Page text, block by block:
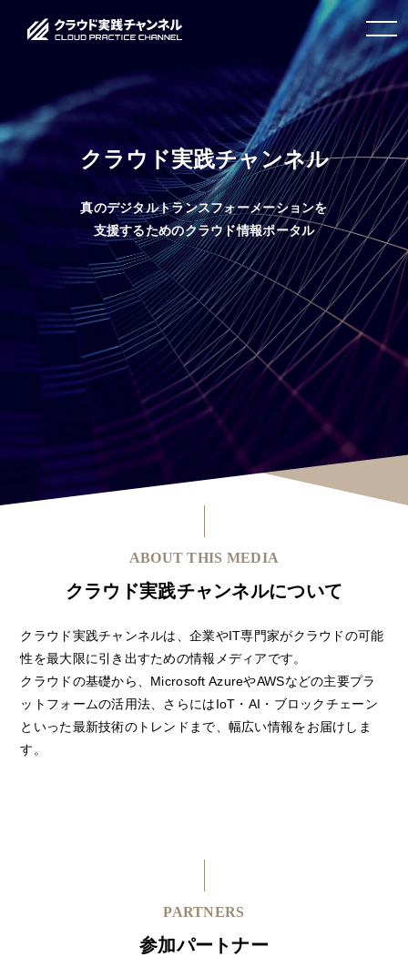
toggle
navigation
クラウド実践チャンネル
真のデジタルトランスフォーメーションを
支援するためのクラウド情報ポータル
ABOUT THIS MEDIA
クラウド実践チャンネルについて
クラウド実践チャンネルは、企業やIT専⾨家がクラウドの可能
性を最⼤限に引き出すための情報メディアです。
クラウドの基礎から、Microsoft AzureやAWSなどの主要プラ
ットフォームの活⽤法、さらにはIoT・AI・ブロックチェーン
といった最新技術のトレンドまで、幅広い情報をお届けしま
す。
PARTNERS
参加パートナー